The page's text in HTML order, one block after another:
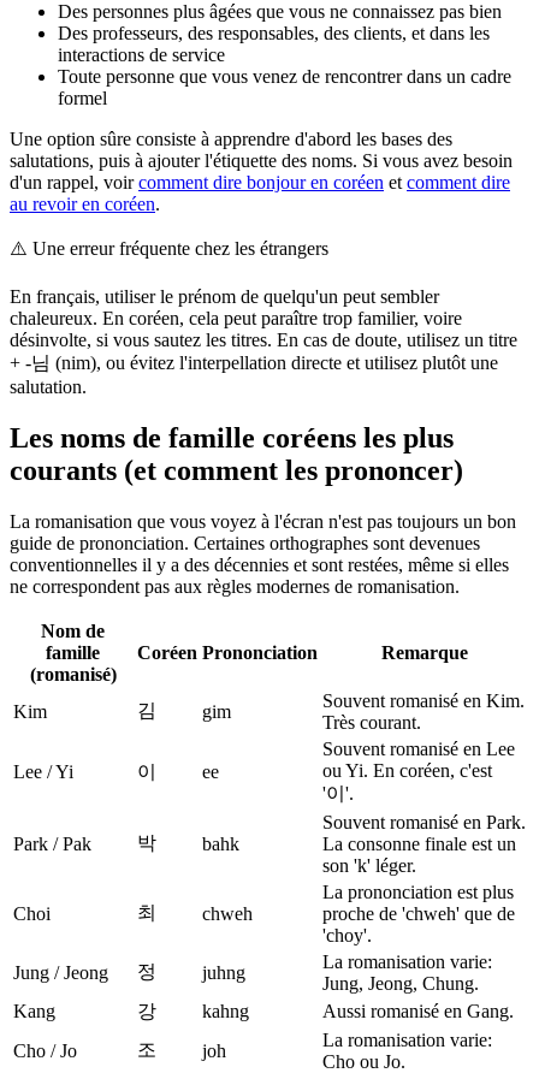
Des personnes plus âgées que vous ne connaissez pas bien
Des professeurs, des responsables, des clients, et dans les
interactions de service
Toute personne que vous venez de rencontrer dans un cadre
formel
Une option sûre consiste à apprendre d'abord les bases des
salutations, puis à ajouter l'étiquette des noms. Si vous avez besoin
d'un rappel, voircomment dire bonjour en coréen etcomment dire
au revoir en coréen.
⚠️ Une erreur fréquente chez les étrangers
En français, utiliser le prénom de quelqu'un peut sembler
chaleureux. En coréen, cela peut paraître trop familier, voire
désinvolte, si vous sautez les titres. En cas de doute, utilisez un titre
+ -님 (nim), ou évitez l'interpellation directe et utilisez plutôt une
salutation.
Les noms de famille coréens les plus
courants (et comment les prononcer)
La romanisation que vous voyez à l'écran n'est pas toujours un bon
guide de prononciation. Certaines orthographes sont devenues
conventionnelles il y a des décennies et sont restées, même si elles
ne correspondent pas aux règles modernes de romanisation.
Nom de
famille
(romanisé)
Coréen Prononciation Remarque
Kim 김 gim
Souvent romanisé en Kim.
Très courant.
Lee / Yi 이 ee
Souvent romanisé en Lee
ou Yi. En coréen, c'est
'이'.
Park / Pak 박 bahk
Souvent romanisé en Park.
La consonne finale est un
son 'k' léger.
Choi 최 chweh
La prononciation est plus
proche de 'chweh' que de
'choy'.
Jung / Jeong
정 juhng
La romanisation varie:
Jung, Jeong, Chung.
Kang
강 kahng
Aussi romanisé en Gang.
Cho / Jo
조 joh
La romanisation varie:
Cho ou Jo.